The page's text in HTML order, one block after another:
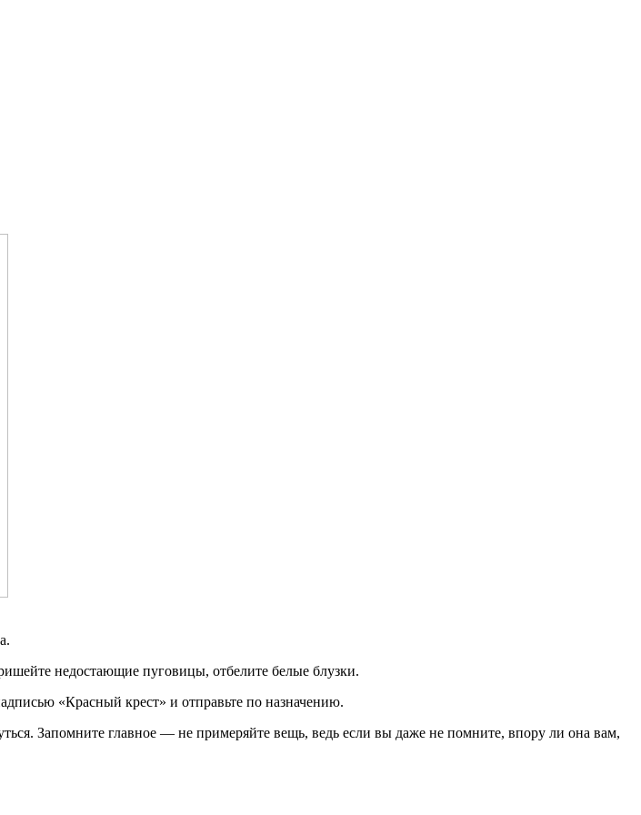
недостающие пуговицы, отбелите белые блузки.
«Красный крест» и отправьте по назначению.
Запомните главное — не примеряйте вещь, ведь если вы даже не помните, впору ли она вам,